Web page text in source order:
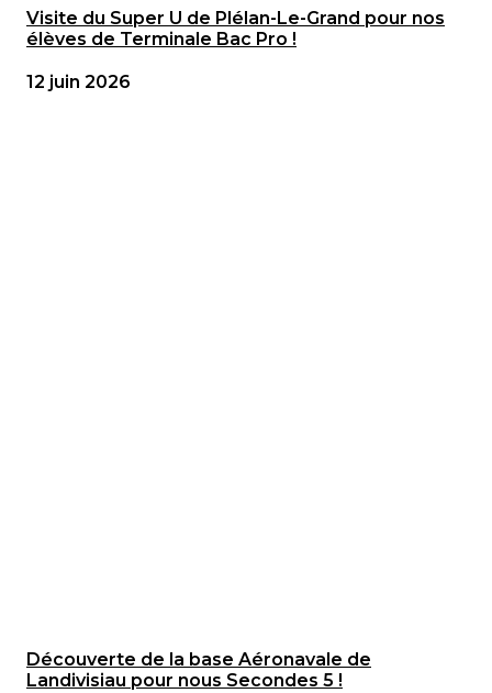
Visite du Super U de Plélan-Le-Grand pour nos
élèves de Terminale Bac Pro !
12 juin 2026
Découverte de la base Aéronavale de
Landivisiau pour nous Secondes 5 !